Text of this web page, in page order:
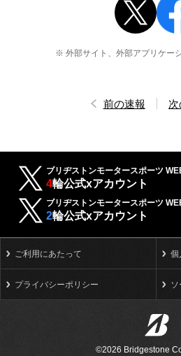
※ 外部サイト、外部アプリケー
前の速報
ブリヂストンモータースポーツ
4輪公式xアカウント
ブリヂストンモータースポーツ
2輪公式xアカウント
ご利用にあたって 個
プライバシーポリシー ソ
©2026 Bridgestone